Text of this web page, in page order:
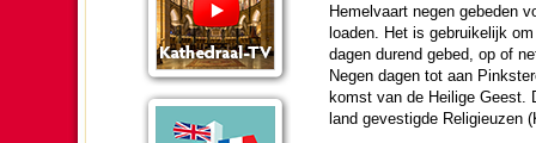
Hemel­vaart negen gebe­den
loa­den. Het is gebruike­lijk
dagen durend gebed, op of
Negen dagen tot aan
komst van de Heilige Geest.
land geves­tigde Reli­gi­euzen